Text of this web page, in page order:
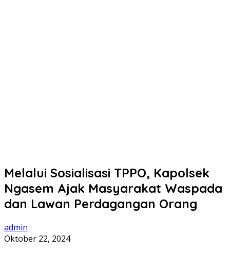
Melalui Sosialisasi TPPO, Kapolsek
Ngasem Ajak Masyarakat Waspada
dan Lawan Perdagangan Orang
admin
Oktober 22, 2024